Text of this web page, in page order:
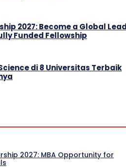
2027: Become a Global
Funded Fellowship
di 8 Universitas Terbaik
2027: MBA Opportunity for